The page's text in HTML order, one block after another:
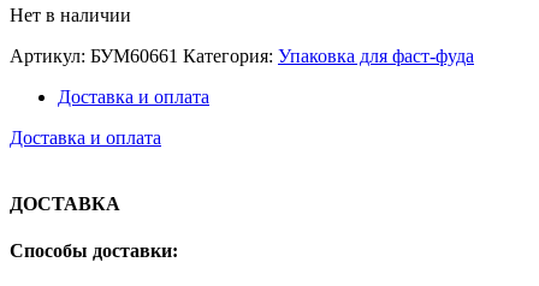
Нет в наличии
Артикул: БУМ60661 Категория: Упаковка для фаст-фуда
Доставка и оплата
Доставка и оплата
ДОСТАВКА
Способы доставки: